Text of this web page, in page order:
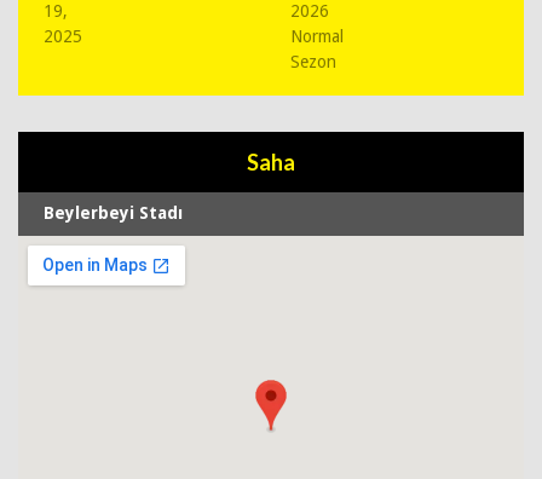
19,
2025
2026
Normal
Sezon
Saha
Beylerbeyi Stadı